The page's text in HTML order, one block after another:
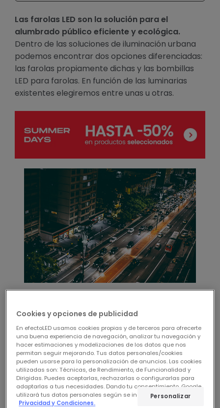
Las farolas LED son la solución para el
alumbrado público eficiente y ecológica.
Dentro de las soluciones de iluminación urbana
podemos encontrar dos opciones diferenciadas:
las farolas propiamente dichas y las bombillas
LED para farolas. En función de las luminarias
existentes elegiremos entre unas u otras.
para alumbrado público
Al adoptar este tipo de iluminación vial las
ventajas que obtenemos son similares a las que
ofrece la tecnología LED en la mayoría de
aplicaciones de iluminación general. Destacan
losbeneficios económicos que provienen del
ahorro energéticoque proporcionan frente a
Cookies y opciones de publicidad
En efectoLED usamos cookies propias y de terceros para ofrecerte
una buena experiencia de navegación, analizar tu navegación y
hacer estimaciones y modelizaciones de los datos que nos
permitan seguir mejorando. Tus datos personales/cookies
pueden usarse para la personalización de anuncios. Las cookies
utilizadas son: Técnicas, de Rendimiento, de Funcionalidad y
Dirigidas. Puedes aceptarlas, rechazarlas o configurarlas para
adaptarlas a tus necesidades. Dando tu consentimiento, Google
utilizará tus datos personales según se indica en su sitio de
Privacidad y Condiciones.
Personalizar